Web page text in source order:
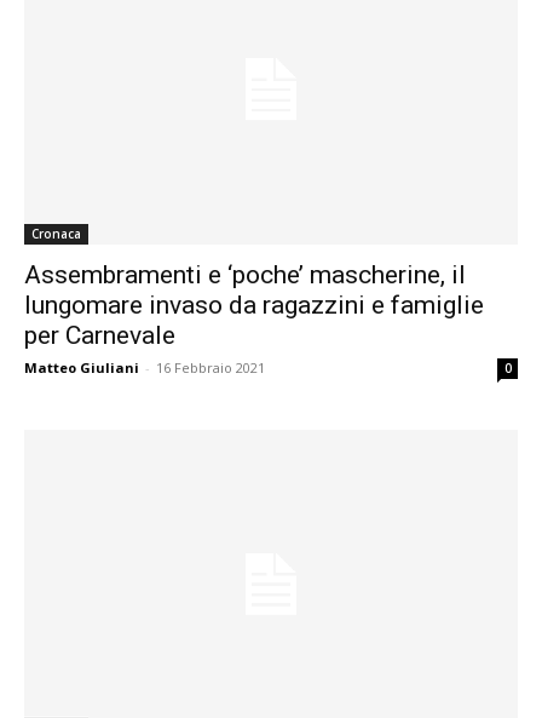
Cronaca
Assembramenti e ‘poche’ mascherine, il
lungomare invaso da ragazzini e famiglie
per Carnevale
Matteo Giuliani - 16 Febbraio 2021 0